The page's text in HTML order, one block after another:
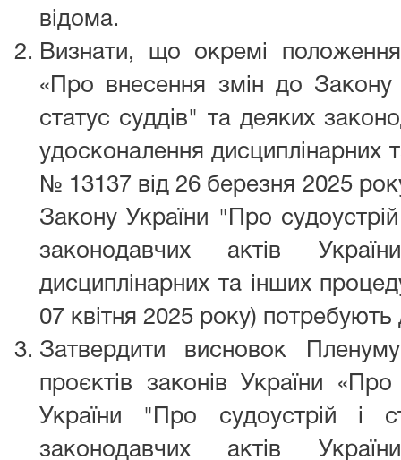
відома.
Визнати, що окремі положення
«Про внесення змін до Закону
статус суддів" та деяких
удосконалення дисциплінарних
№ 13137 від 26 березня 2025
Закону України "Про
законодавчих актів
дисциплінарних та інших
07 квітня 2025 року)
Затвердити висновок
проєктів законів України
України "Про судоустрій і
законодавчих актів